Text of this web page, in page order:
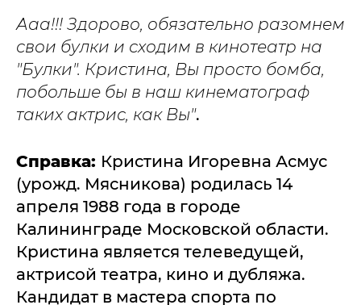
Ааа!!! Здорово, обязательно разомнем
свои булки и сходим в кинотеатр на
"Булки". Кристина, Вы просто бомба,
побольше бы в наш кинематограф
таких актрис, как Вы".
Справка: Кристина Игоревна Асмус
(урожд. Мясникова) родилась 14
апреля 1988 года в городе
Калининграде Московской области.
Кристина является телеведущей,
актрисой театра, кино и дубляжа.
Кандидат в мастера спорта по